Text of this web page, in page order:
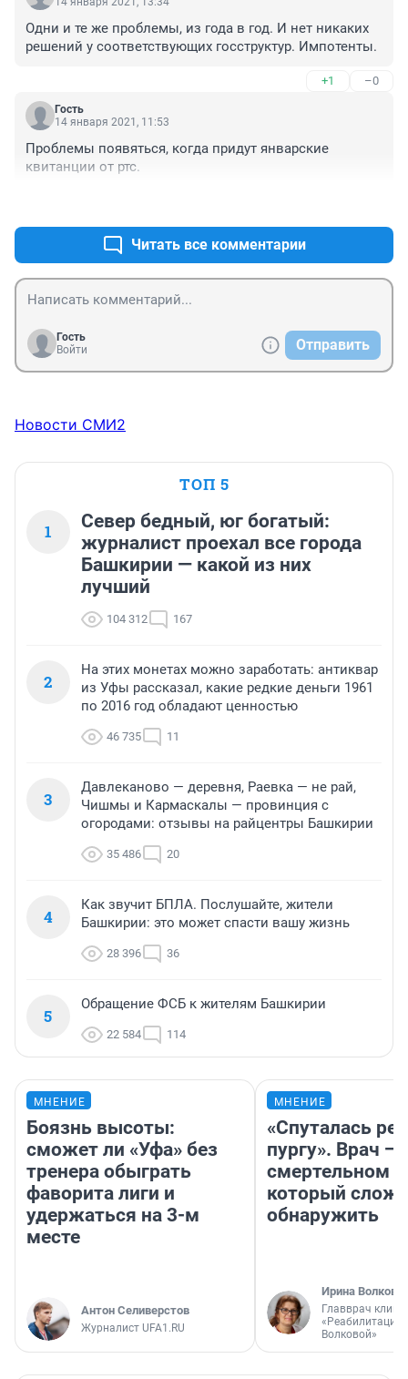
Одни и те же проблемы, из года в год. И нет никаких
решений у соответствующих госструктур. Импотенты.
+1 –0
Гость
14 января 2021, 11:53
Проблемы появяться, когда придут январские
квитанции от ртс.
Читать все комментарии
Гость
Войти
Отправить
Новости СМИ2
ТОП 5
1
Север бедный, юг богатый:
журналист проехал все города
Башкирии — какой из них
лучший
104 312 167
2
На этих монетах можно заработать: антиквар
из Уфы рассказал, какие редкие деньги 1961
по 2016 год обладают ценностью
46 735 11
3
Давлеканово — деревня, Раевка — не рай,
Чишмы и Кармаскалы — провинция с
огородами: отзывы на райцентры Башкирии
35 486 20
4
Как звучит БПЛА. Послушайте, жители
Башкирии: это может спасти вашу жизнь
28 396 36
5
Обращение ФСБ к жителям Башкирии
22 584 114
МНЕНИЕ
Боязнь высоты:
сможет ли «Уфа» без
тренера обыграть
фаворита лиги и
удержаться на 3-м
месте
Антон Селиверстов
Журналист UFA1.RU
МНЕНИЕ
«Спуталась
пургу». Врач —
смертельном
который
обнаружить
Ирина Волкова
Главврач
«Реабилитация
Волковой»